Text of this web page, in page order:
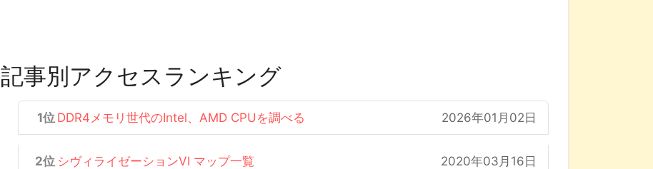
記事別アクセスランキング
DDR4メモリ世代のIntel、AMD CPUを調べる 2026年01月02日
シヴィライゼーションVI マップ一覧 2020年03月16日